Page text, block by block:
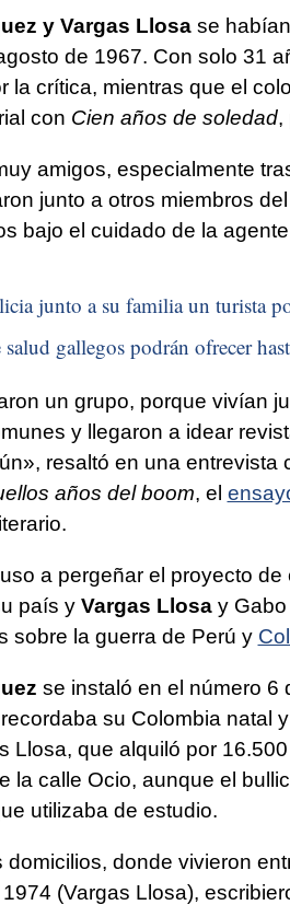
y Vargas Llosase
de 1967. Con solo 31
la crítica, mientras que el
con Cien años de soledad,
amigos, especialmente
junto a otros miembros
bajo el cuidado de la
junto a su familia un turista
gallegos podrán ofrecer
un grupo, porque vivían
y llegaron a idear
resaltó en una entrevista
años del boom, el
a pergeñar el proyecto
país y Vargas Llosay Gabo
sobre la guerra de Perú y
se instaló en el número 6
su Colombia natal
Llosa, que alquiló por
la calle Ocio, aunque el
utilizaba de estudio.
domicilios, donde vivieron
(Vargas Llosa),